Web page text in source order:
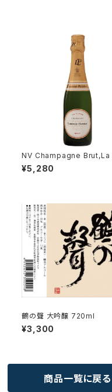
NV Champagne Brut,La
e 375ml / Laurent-
¥5,280
鶴の聲 大吟醸 720ml
¥3,300
商品一覧に戻る